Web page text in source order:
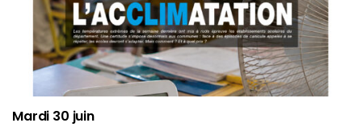
Mardi 30 juin